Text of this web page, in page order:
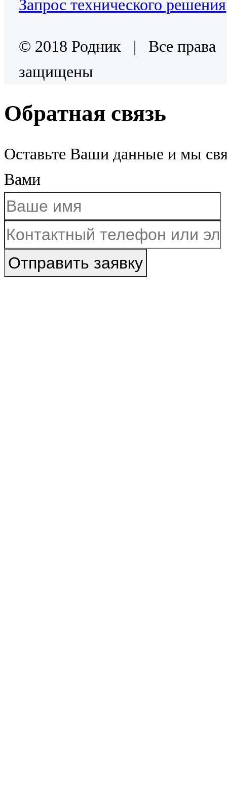
Запрос технического решения
© 2018 Родник | Все права
защищены
Обратная связь
Оставьте Ваши данные и мы
Вами